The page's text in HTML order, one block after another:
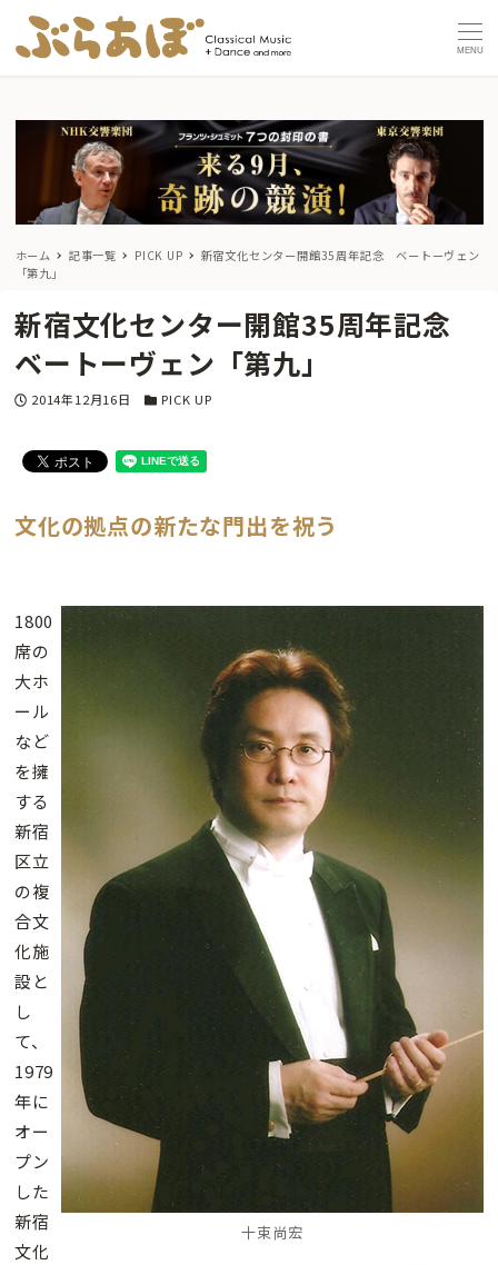
MENU
ホーム 記事一覧 PICK UP
新宿文化センター開館35周年記念 ベートーヴェン
「第九」
新宿文化センター開館35周年記念
ベートーヴェン「第九」
投稿日
2014年12月16日 カテゴリー
PICK UP
文化の拠点の新たな門出を祝う
十束尚宏
1800
席の
大ホ
ール
など
を擁
する
新宿
区立
の複
合文
化施
設と
し
て、
1979
年に
オー
プン
した
新宿
文化